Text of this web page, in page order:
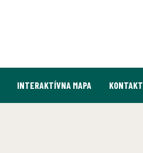
INTERAKTÍVNA MAPA KONTAKT